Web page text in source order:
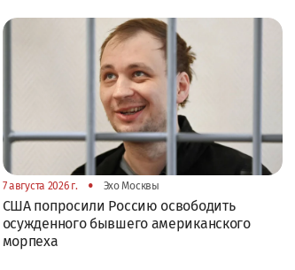
7 августа 2026 г. • Эхо Москвы
США попросили Россию освободить
осужденного бывшего американского
морпеха